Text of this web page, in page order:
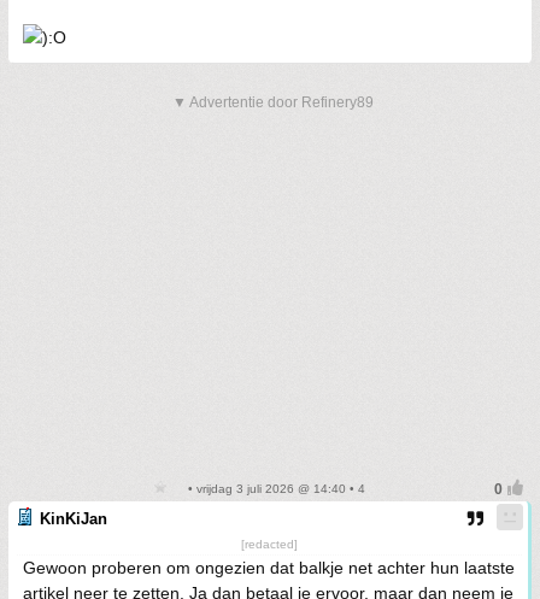
▼ Advertentie door Refinery89
• vrijdag 3 juli 2026 @ 14:40 • 4
KinKiJan
[redacted]
Gewoon proberen om ongezien dat balkje net achter hun laatste
artikel neer te zetten. Ja dan betaal je ervoor, maar dan neem je